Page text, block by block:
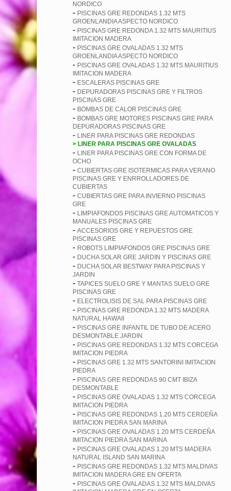
NORDICO
- PISCINAS GRE REDONDAS 1.32 MTS
GROENLANDIA ASPECTO NORDICO
- PISCINAS GRE REDONDA 1.32 MTS MAURITIUS
IMITACION MADERA
- PISCINAS GRE OVALADAS 1.32 MTS
GROENLANDIA ASPECTO NORDICO
- PISCINAS GRE OVALADAS 1.32 MTS MAURITIUS
IMITACION MADERA
- ESCALERAS PISCINAS GRE
- DEPURADORAS PISCINAS GRE Y FILTROS
PISCINAS GRE
- BOMBAS DE CALOR PISCINAS GRE
- BOMBAS GRE MOTORES PISCINAS GRE PARA
DEPURADORAS PISCINAS GRE
- LINER PARA PISCINAS GRE REDONDAS
> LINER PARA PISCINAS GRE OVALADAS
- LINER PARA PISCINAS GRE CON FORMA DE
OCHO
- CUBIERTAS GRE ISOTERMICAS PARA VERANO
PISCINAS GRE Y ENRROLLADORES DE
CUBIERTAS
- CUBIERTAS GRE PARA INVIERNO PISCINAS
GRE
- LIMPIAFONDOS PISCINAS GRE AUTOMATICOS Y
MANUALES PISCINAS GRE
- ACCESORIOS GRE Y REPUESTOS GRE
PISCINAS GRE
- ROBOTS LIMPIAFONDOS GRE PISCINAS GRE
- DUCHA SOLAR GRE JARDIN Y PISCINAS GRE
- DUCHA SOLAR BESTWAY PARA PISCINAS Y
JARDIN
- TAPICES SUELO GRE Y MANTAS SUELO GRE
PISCINAS GRE
- ELECTROLISIS DE SAL PARA PISCINAS GRE
- PISCINAS GRE REDONDA 1.32 MTS MADERA
NATURAL HAWAII
- PISCINAS GRE INFANTIL DE TUBO DE ACERO
DESMONTABLE JARDIN
- PISCINAS GRE REDONDAS 1.32 MTS CORCEGA
IMITACION PIEDRA
- PISCINAS GRE 1.32 MTS SANTORINI IMITACION
PIEDRA
- PISCINAS GRE REDONDAS 90 CMT IBIZA
DESMONTABLE
- PISCINAS GRE OVALADAS 1.32 MTS CORCEGA
IMITACION PIEDRA
- PISCINAS GRE REDONDAS 1.20 MTS CERDEÑA
IMITACION PIEDRA SAN MARINA
- PISCINAS GRE OVALADAS 1.20 MTS CERDEÑA
IMITACION PIEDRA SAN MARINA
- PISCINAS GRE OVALADAS 1.20 MTS MADERA
NATURAL ISLAND SAN MARINA
- PISCINAS GRE REDONDAS 1.32 MTS MALDIVAS
IMITACION MADERA GRE EN OFERTA
- PISCINAS GRE OVALADAS 1.32 MTS MALDIVAS